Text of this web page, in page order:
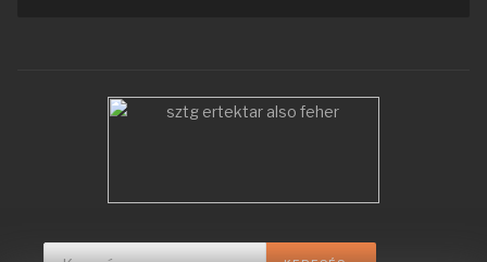
Keresés... Type 2 or more characters for